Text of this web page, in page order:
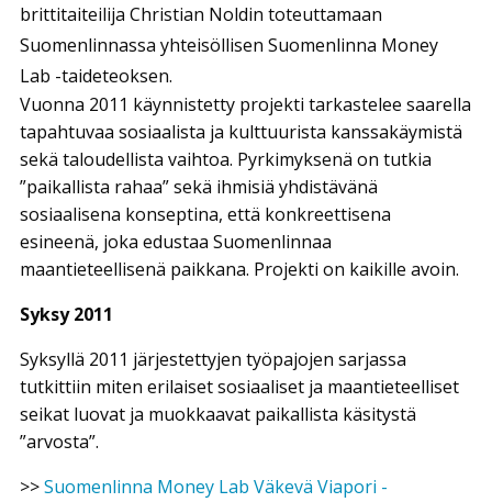
brittitaiteilija Christian Noldin toteuttamaan
Suomenlinnassa yhteisöllisen Suomenlinna Money
Lab -taideteoksen.
Vuonna 2011 käynnistetty projekti tarkastelee saarella
tapahtuvaa sosiaalista ja kulttuurista kanssakäymistä
sekä taloudellista vaihtoa. Pyrkimyksenä on tutkia
”paikallista rahaa” sekä ihmisiä yhdistävänä
sosiaalisena konseptina, että konkreettisena
esineenä, joka edustaa Suomenlinnaa
maantieteellisenä paikkana. Projekti on kaikille avoin.
Syksy 2011
Syksyllä 2011 järjestettyjen työpajojen sarjassa
tutkittiin miten erilaiset sosiaaliset ja maantieteelliset
seikat luovat ja muokkaavat paikallista käsitystä
”arvosta”.
>>Suomenlinna Money Lab Väkevä Viapori -